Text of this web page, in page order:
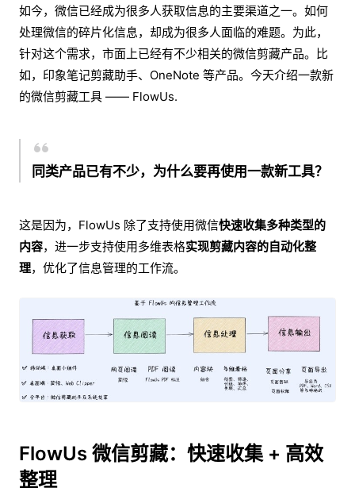
如今，微信已经成为很多人获取信息的主要渠道之一。如何
处理微信的碎片化信息，却成为很多人面临的难题。为此，
针对这个需求，市面上已经有不少相关的微信剪藏产品。比
如，印象笔记剪藏助手、OneNote 等产品。今天介绍一款新
的微信剪藏工具 —— FlowUs.
同类产品已有不少， 为什么要再使用一款新工具？
这是因为，FlowUs 除了支持使用微信快速收集多种类型的
内容，进一步支持使用多维表格实现剪藏内容的自动化整
理，优化了信息管理的工作流。
FlowUs 微信剪藏：快速收集 + 高效
整理